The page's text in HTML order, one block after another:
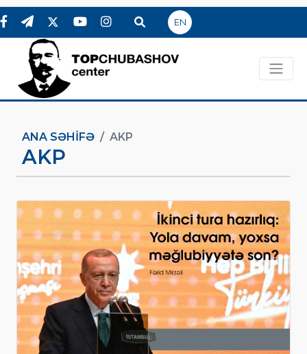
EN
ANA SƏHIFƏ AKP
AKP